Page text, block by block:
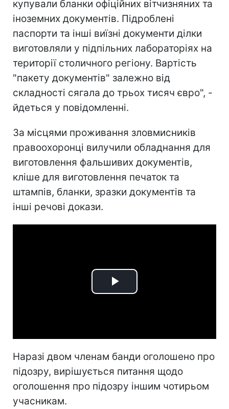
купували бланки офіційних вітчизняних та
іноземних документів. Підроблені
паспорти та інші виїзні документи ділки
виготовляли у підпільних лабораторіях на
території столичного регіону. Вартість
"пакету документів" залежно від
складності сягала до трьох тисяч євро", -
йдеться у повідомленні.
За місцями проживання зловмисників
правоохоронці вилучили обладнання для
виготовлення фальшивих документів,
кліше для виготовлення печаток та
штампів, бланки, зразки документів та
інші речові докази.
Play
Наразі двом членам банди оголошено про
підозру, вирішується питання щодо
оголошення про підозру іншим чотирьом
учасникам.